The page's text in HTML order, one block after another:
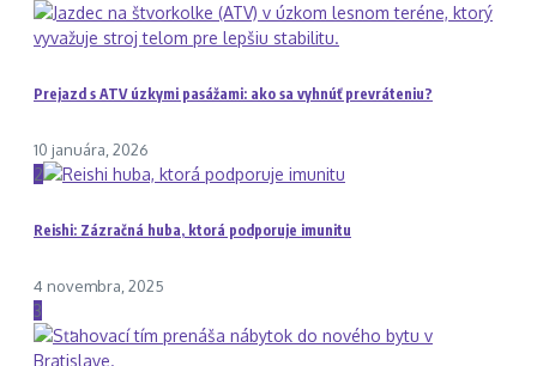
Prejazd s ATV úzkymi pasážami: ako sa vyhnúť prevráteniu?
10 januára, 2026
2
Reishi: Zázračná huba, ktorá podporuje imunitu
4 novembra, 2025
3